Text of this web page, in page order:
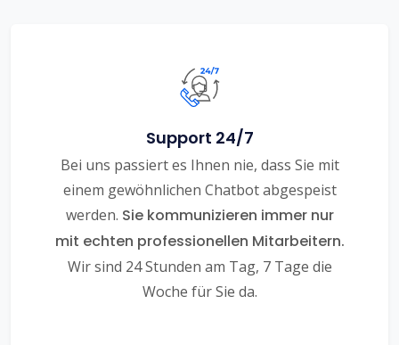
Support 24/7
Bei uns passiert es Ihnen nie, dass Sie mit
einem gewöhnlichen Chatbot abgespeist
werden. Sie kommunizieren immer nur
mit echten professionellen Mitarbeitern.
Wir sind 24 Stunden am Tag, 7 Tage die
Woche für Sie da.